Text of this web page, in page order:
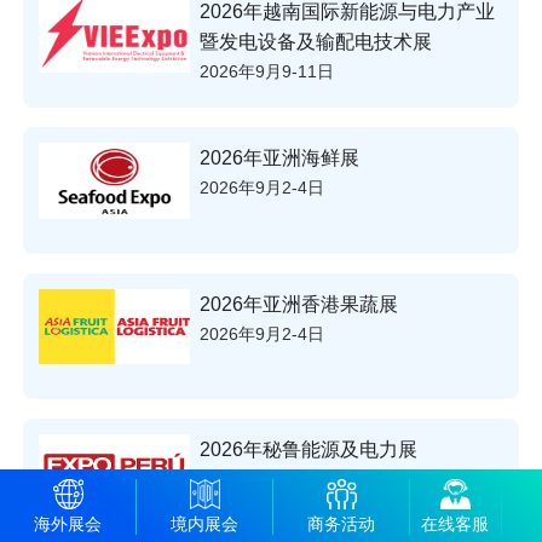
2026年越南国际新能源与电力产业
暨发电设备及输配电技术展
2026年9月9-11日
2026年亚洲海鲜展
2026年9月2-4日
2026年亚洲香港果蔬展
2026年9月2-4日
2026年秘鲁能源及电力展
2026年8月20-22日
海外展会 境内展会 商务活动 在线客服